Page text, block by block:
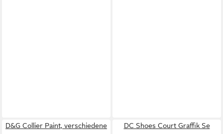
D&G Collier Paint, verschiedene
DC Shoes Court Graffik Se